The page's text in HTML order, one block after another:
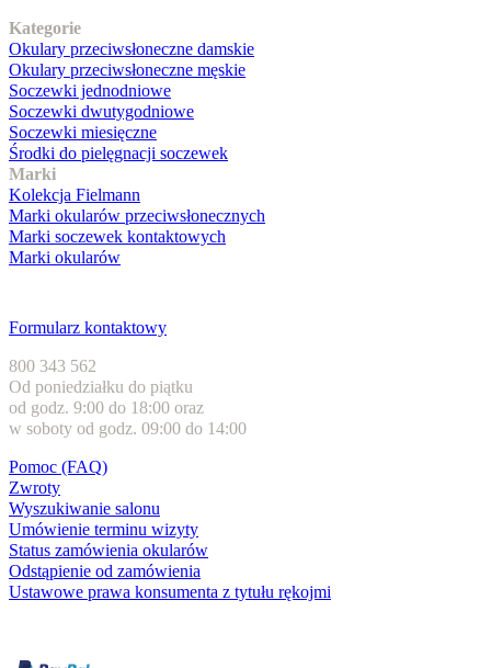
Kategorie
Okulary przeciwsłoneczne damskie
Okulary przeciwsłoneczne męskie
Soczewki jednodniowe
Soczewki dwutygodniowe
Soczewki miesięczne
Środki do pielęgnacji soczewek
Marki
Kolekcja Fielmann
Marki okularów przeciwsłonecznych
Marki soczewek kontaktowych
Marki okularów
Formularz kontaktowy
800 343 562
Od poniedziałku do piątku
od godz. 9:00 do 18:00 oraz
w soboty od godz. 09:00 do 14:00
Pomoc (FAQ)
Zwroty
Wyszukiwanie salonu
Umówienie terminu wizyty
Status zamówienia okularów
Odstąpienie od zamówienia
Ustawowe prawa konsumenta z tytułu rękojmi